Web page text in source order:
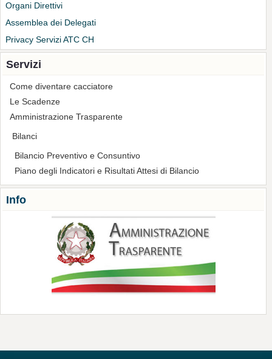
Organi Direttivi
Assemblea dei Delegati
Privacy Servizi ATC CH
Servizi
Come diventare cacciatore
Le Scadenze
Amministrazione Trasparente
Bilanci
Bilancio Preventivo e Consuntivo
Piano degli Indicatori e Risultati Attesi di Bilancio
Info